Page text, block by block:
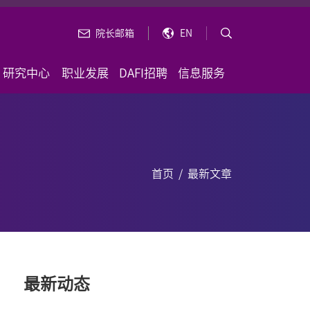
院长邮箱 EN
研究中心 职业发展 DAFI招聘 信息服务
首页 / 最新文章
最新动态